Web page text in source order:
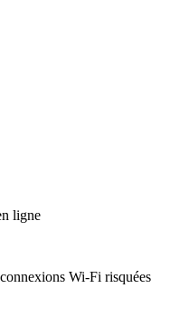
par des logiciels
de sécurité
que nous
et votre appareil.
ligne
Wi-Fi risquées